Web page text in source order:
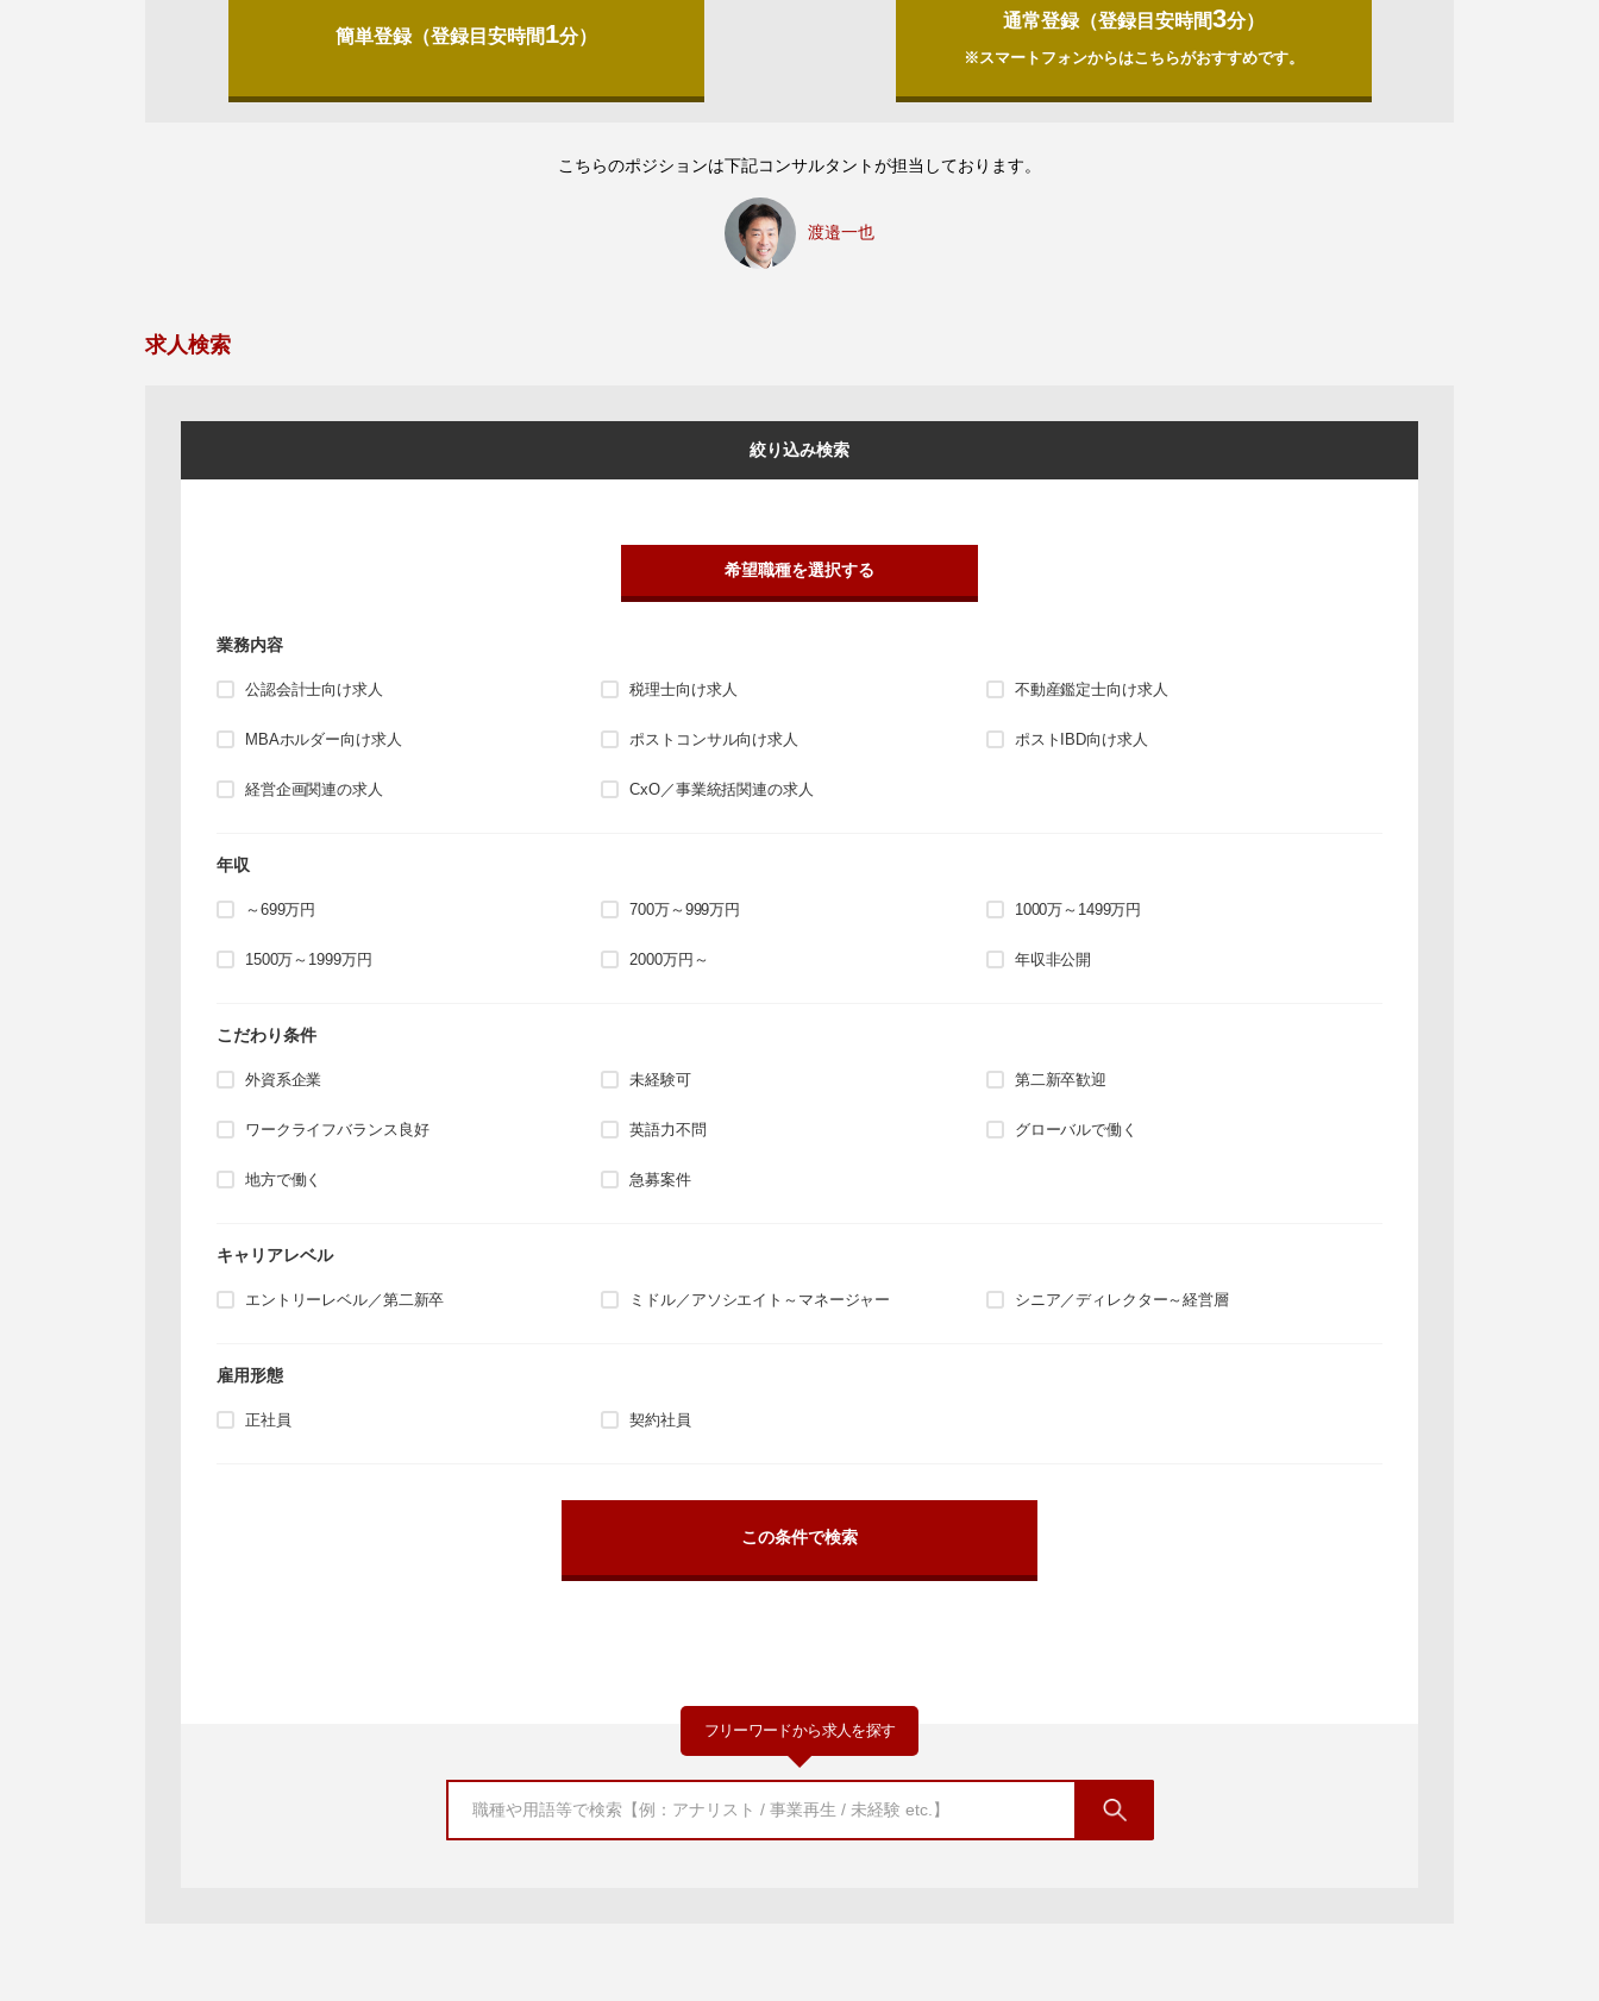
簡単登録（登録目安時間1分）
通常登録（登録目安時間3分）
※スマートフォンからはこちらがおすすめです。
こちらのポジションは下記コンサルタントが担当しております。
渡邉一也
求人検索
絞り込み検索
希望職種を選択する
業務内容
公認会計士向け求人 税理士向け求人 不動産鑑定士向け求人
MBAホルダー向け求人 ポストコンサル向け求人 ポストIBD向け求人
経営企画関連の求人 CxO／事業統括関連の求人
年収
～699万円 700万～999万円 1000万～1499万円
1500万～1999万円 2000万円～ 年収非公開
こだわり条件
外資系企業 未経験可 第二新卒歓迎
ワークライフバランス良好 英語力不問 グローバルで働く
地方で働く 急募案件
キャリアレベル
エントリーレベル／第二新卒 ミドル／アソシエイト～マネージャー シニア／ディレクター～経営層
雇用形態
正社員 契約社員
フリーワードから求人を探す